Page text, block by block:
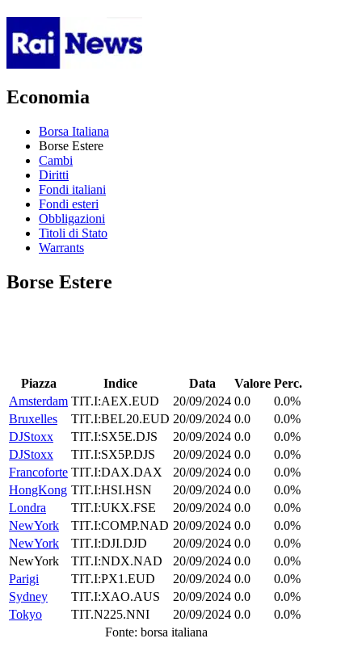
Economia
Borsa Italiana
Borse Estere
Cambi
Diritti
Fondi italiani
Fondi esteri
Obbligazioni
Titoli di Stato
Warrants
Borse Estere
Piazza Indice Data Valore Perc.
Amsterdam TIT.I:AEX.EUD 20/09/2024 0.0
0.0%
Bruxelles
TIT.I:BEL20.EUD 20/09/2024 0.0
0.0%
DJStoxx
TIT.I:SX5E.DJS 20/09/2024 0.0
0.0%
DJStoxx
TIT.I:SX5P.DJS 20/09/2024 0.0
0.0%
Francoforte TIT.I:DAX.DAX 20/09/2024 0.0
0.0%
HongKong TIT.I:HSI.HSN 20/09/2024 0.0
0.0%
Londra
TIT.I:UKX.FSE 20/09/2024 0.0
0.0%
NewYork
TIT.I:COMP.NAD 20/09/2024 0.0
0.0%
NewYork
TIT.I:DJI.DJD 20/09/2024 0.0
0.0%
NewYork
TIT.I:NDX.NAD 20/09/2024 0.0
0.0%
Parigi
TIT.I:PX1.EUD 20/09/2024 0.0
0.0%
Sydney
TIT.I:XAO.AUS 20/09/2024 0.0
0.0%
Tokyo
TIT.N225.NNI 20/09/2024 0.0
0.0%
Fonte: borsa italiana